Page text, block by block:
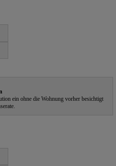
ein ohne die Wohnung vorher besichtigt